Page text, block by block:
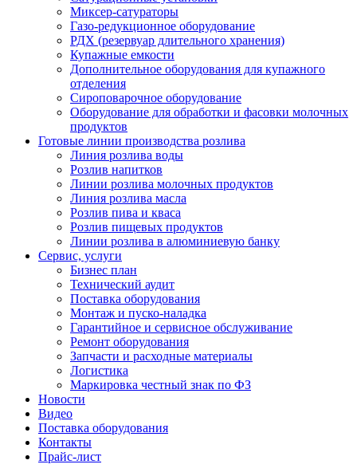
Миксер-сатураторы
Газо-редукционное оборудование
РДХ (резервуар длительного хранения)
Купажные емкости
Дополнительное оборудования для купажного
отделения
Сироповарочное оборудование
Оборудование для обработки и фасовки молочных
продуктов
Готовые линии производства розлива
Линия розлива воды
Розлив напитков
Линии розлива молочных продуктов
Линия розлива масла
Розлив пива и кваса
Розлив пищевых продуктов
Линии розлива в алюминиевую банку
Сервис, услуги
Бизнес план
Технический аудит
Поставка оборудования
Монтаж и пуско-наладка
Гарантийное и сервисное обслуживание
Ремонт оборудования
Запчасти и расходные материалы
Логистика
Маркировка честный знак по ФЗ
Новости
Видео
Поставка оборудования
Контакты
Прайс-лист